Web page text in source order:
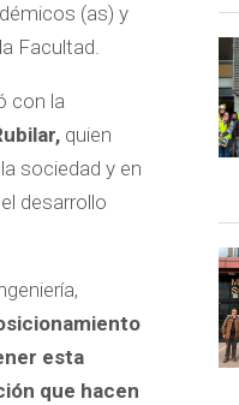
(as) y
Facultad.
con la
quien
sociedad y en
desarrollo
esta
que hacen